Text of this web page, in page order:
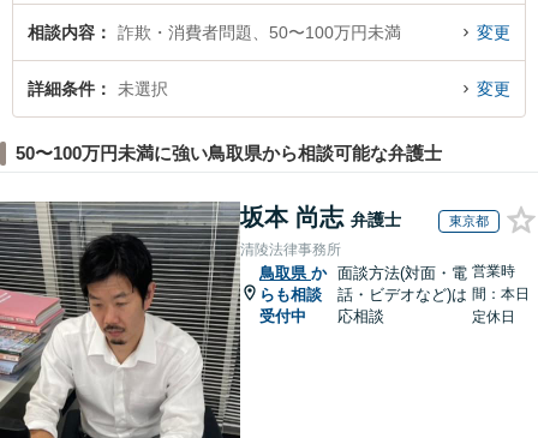
万円未満の詐欺被害のトラブルを今すぐに弁護士に相談したい』『50〜100万
円未満の詐欺被害のトラブル解決の実績豊富な近くの弁護士を検索したい』
『初回相談無料で50〜100万円未満の詐欺被害を法律相談できる鳥取県内の弁
相談内容 詐欺・消費者問題、50〜100万円未満 変更
詳細条件 未選択 変更
50〜100万円未満に強い鳥取県から相談可能な弁護士
坂本 尚志 弁護士 東京都
清陵法律事務所
鳥取県 か
らも相談
受付中
面談方法(対面・電
話・ビデオなど)は
応相談
営業時
間：本日
定休日